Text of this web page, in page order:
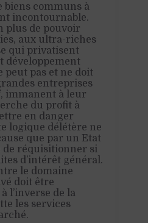
biens communs à
incontournable.
plus de pouvoir
aux ultra-riches
qui privatisent
développement
peut pas et ne doit
entreprises
immanent à leur
du profit à
en danger
logique délétère ne
que par un Etat
de réquisitionner si
d’intérêt général.
le domaine
doit être
l’inverse de la
les services